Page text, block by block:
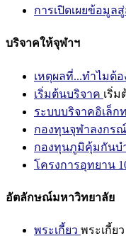
การเปิดเผยข้อมูล
บริจาคให้จุฬาฯ
เหตุผลที่...ทำไมต้
เริ่มต้นบริจาค เริ่ม
ระบบบริจาคอิเล็ก
กองทุนจุฬาลงกร
กองทุนภูมิคุ้มกันบ
โครงการอุทยาน
อัตลักษณ์มหาวิทยาลัย
พระเกี้ยว พระเกี้ยว